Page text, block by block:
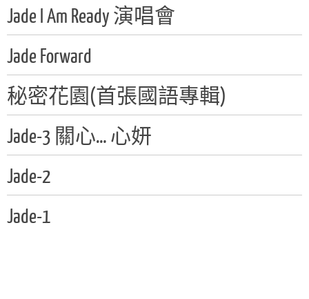
Jade I Am Ready 演唱會
Jade Forward
秘密花園(首張國語專輯)
Jade-3 關心… 心妍
Jade-2
Jade-1